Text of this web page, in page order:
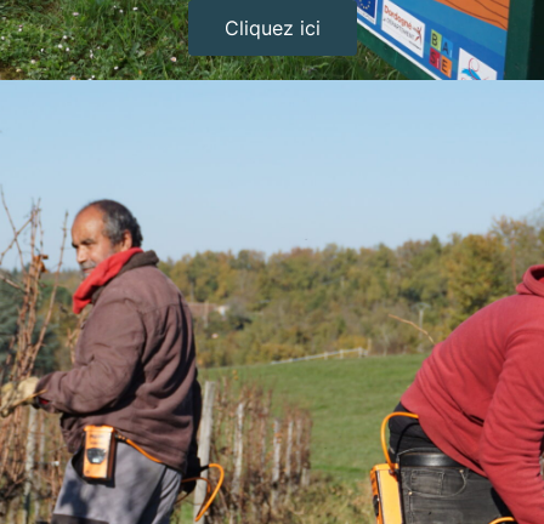
Cliquez ici